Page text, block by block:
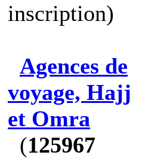
inscription)
Agences de
voyage, Hajj
et Omra
(125967